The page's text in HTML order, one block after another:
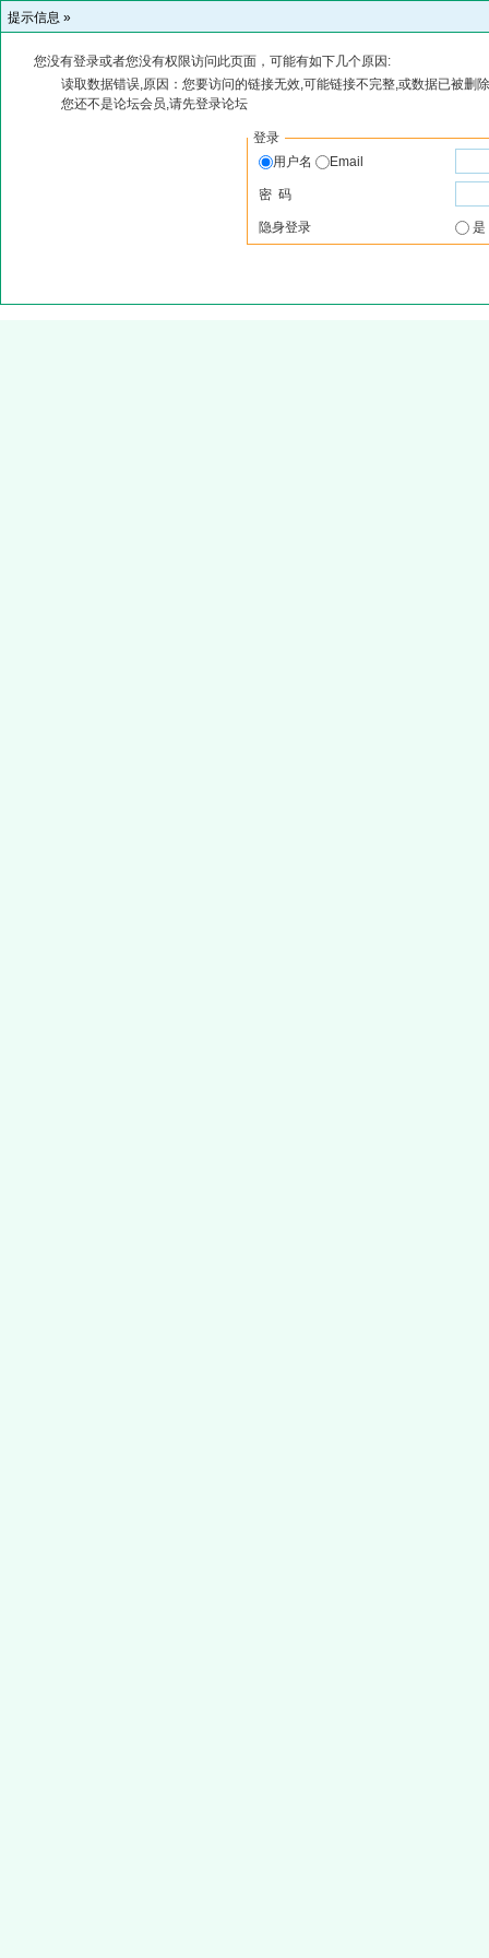
提示信息 »
您没有登录或者您没有权限访问此页面，可能有如下几个原因:
读取数据错误,原因：您要访问的链接无效,可能链接不完整,或数据已被删
您还不是论坛会员,请先登录论坛
登录
用户名
Email
密 码
隐身登录